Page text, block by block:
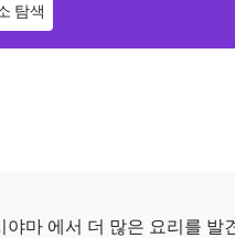
탐색
야마 에서 더 많은 요리를 발